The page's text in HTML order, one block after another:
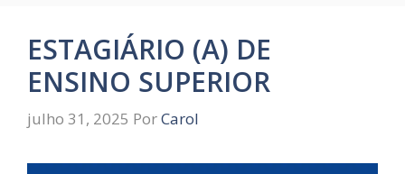
ESTAGIÁRIO (A) DE
ENSINO SUPERIOR
julho 31, 2025 PorCarol